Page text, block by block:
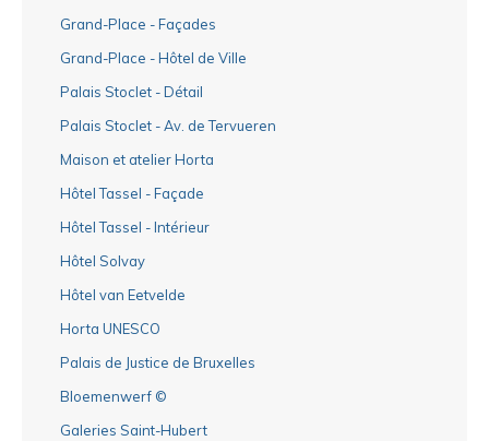
Grand-Place - Façades
Grand-Place - Hôtel de Ville
Palais Stoclet - Détail
Palais Stoclet - Av. de Tervueren
Maison et atelier Horta
Hôtel Tassel - Façade
Hôtel Tassel - Intérieur
Hôtel Solvay
Hôtel van Eetvelde
Horta UNESCO
Palais de Justice de Bruxelles
Bloemenwerf ©
Galeries Saint-Hubert